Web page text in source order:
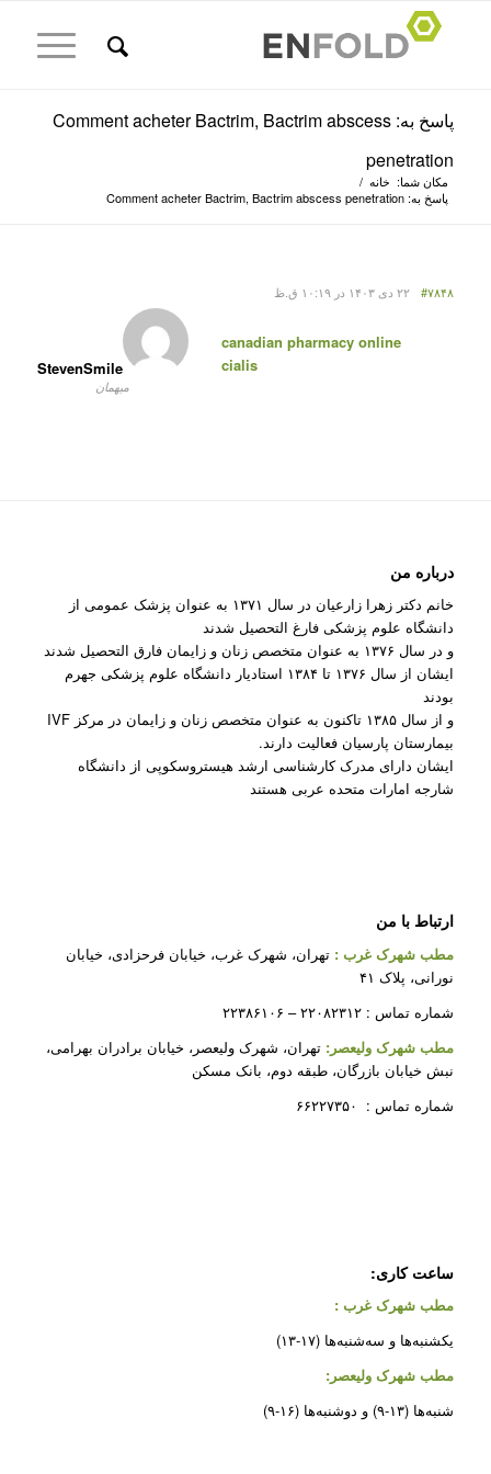
پاسخ به: Comment acheter Bactrim, Bactrim abscess
penetration
مکان شما: خانه /
پاسخ به: Comment acheter Bactrim, Bactrim abscess penetration
۲۲ دی ۱۴۰۳ در ۱۰:۱۹ ق.ظ #۷۸۴۸
StevenSmile
میهمان
canadian pharmacy online
cialis
درباره من
خانم دکتر زهرا زارعیان در سال ۱۳۷۱ به عنوان پزشک عمومی از
دانشگاه علوم پزشکی فارغ التحصیل شدند
و در سال ۱۳۷۶ به عنوان متخصص زنان و زایمان فارق التحصیل شدند
ایشان از سال ۱۳۷۶ تا ۱۳۸۴ استادیار دانشگاه علوم پزشکی جهرم
بودند
و از سال ۱۳۸۵ تاکنون به عنوان متخصص زنان و زایمان در مرکز IVF
بیمارستان پارسیان فعالیت دارند.
ایشان دارای مدرک کارشناسی ارشد هیستروسکوپی از دانشگاه
شارجه امارات متحده عربی هستند
ارتباط با من
مطب شهرک غرب : تهران، شهرک غرب، خیابان فرحزادی، خیابان
نورانی، پلاک ۴۱
شماره تماس : ۲۲۰۸۲۳۱۲ – ۲۲۳۸۶۱۰۶
مطب شهرک ولیعصر: تهران، شهرک ولیعصر، خیابان برادران بهرامی،
نبش خیابان بازرگان، طبقه دوم، بانک مسکن
شماره تماس : ۶۶۲۲۷۳۵۰
ساعت کاری:
مطب شهرک غرب :
یکشنبه‌ها و سه‌شنبه‌ها (۱۷-۱۳)
مطب شهرک ولیعصر:
شنبه‌ها (۱۳-۹) و دوشنبه‌ها (۱۶-۹)